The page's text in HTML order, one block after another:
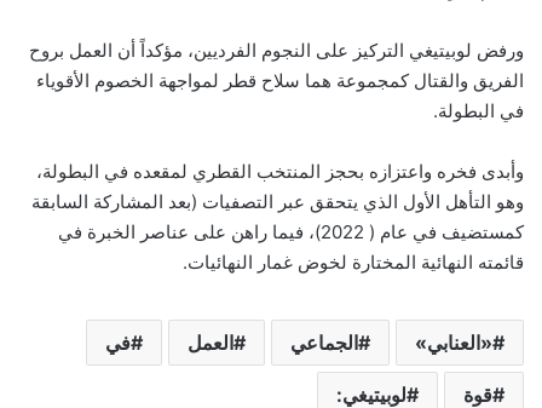
ورفض لوبيتيغي التركيز على النجوم الفرديين، مؤكداً أن العمل بروح
الفريق والقتال كمجموعة هما سلاح قطر لمواجهة الخصوم الأقوياء
في البطولة.
وأبدى فخره واعتزازه بحجز المنتخب القطري لمقعده في البطولة،
وهو التأهل الأول الذي يتحقق عبر التصفيات (بعد المشاركة السابقة
كمستضيف في عام ( 2022)، فيما راهن على عناصر الخبرة في
قائمته النهائية المختارة لخوض غمار النهائيات. ‏
«العنابي» الجماعي العمل في
قوة لوبيتيغي: